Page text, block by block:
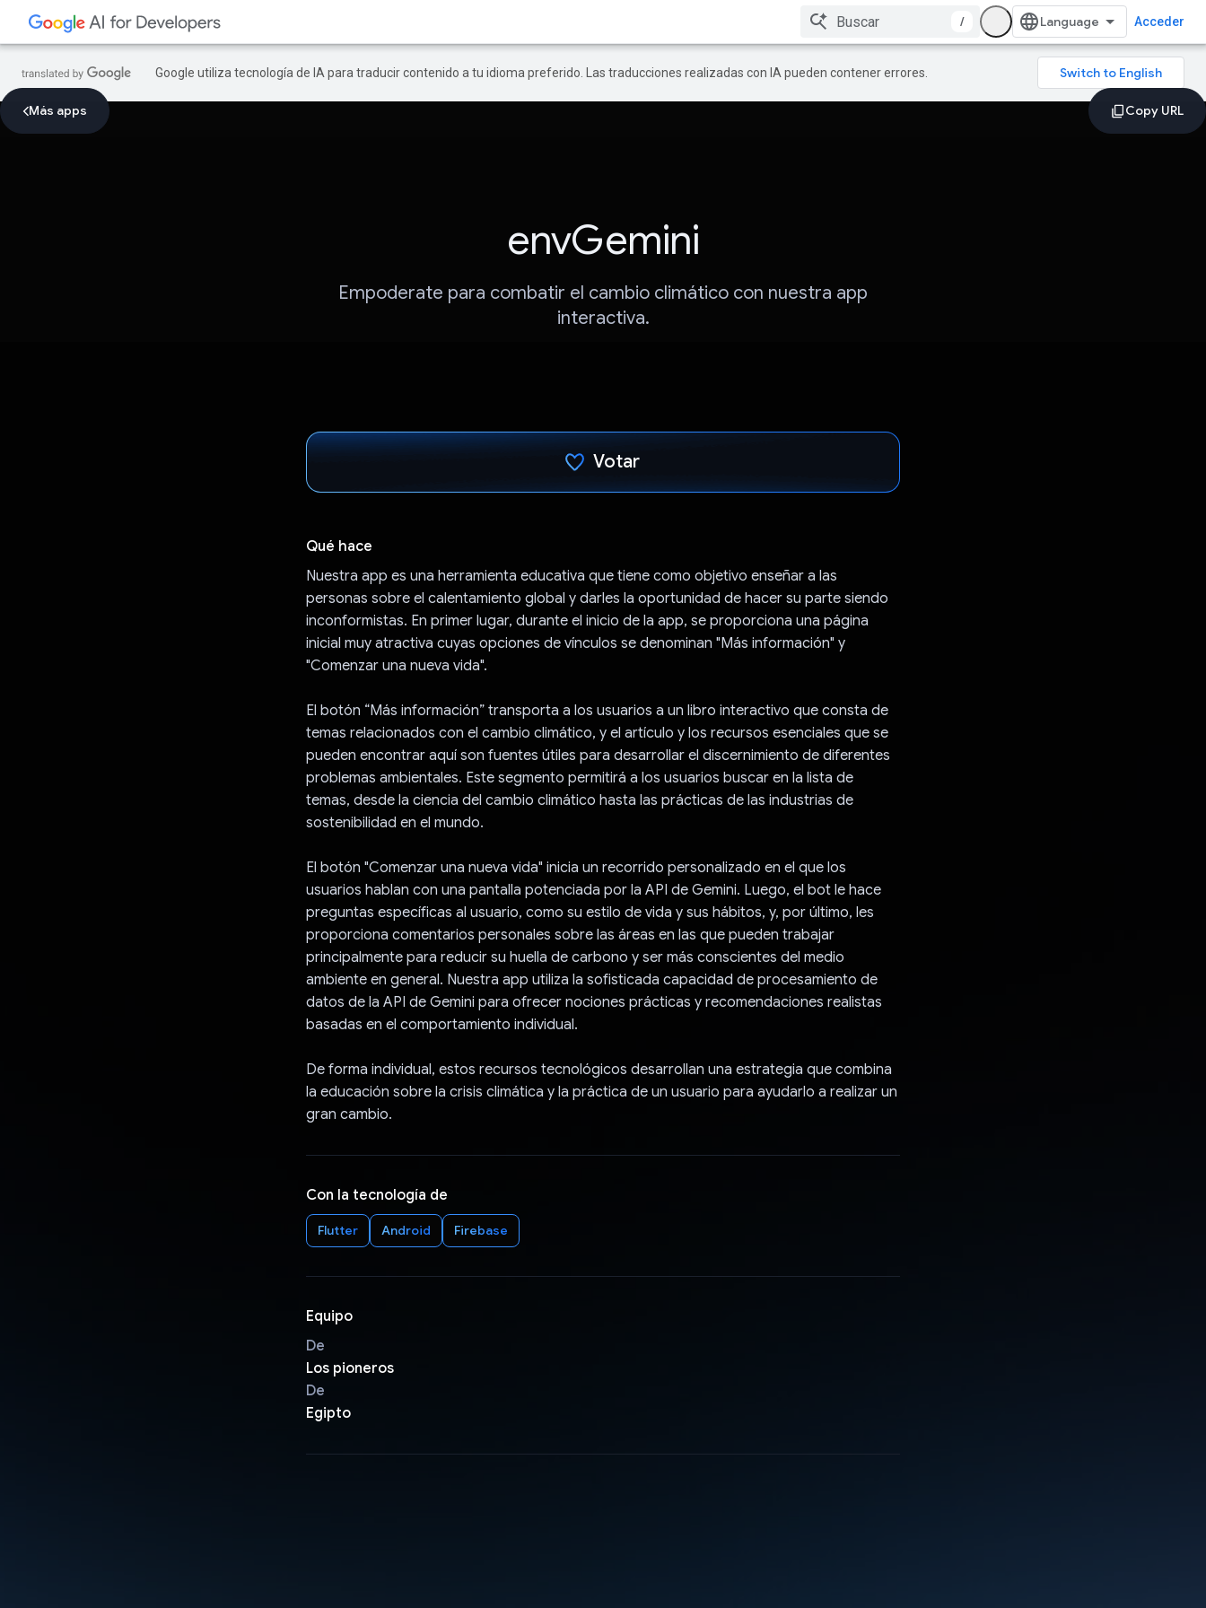
/ Acceder
Google utiliza tecnología de IA para traducir contenido a tu idioma preferido. Las traducciones realizadas con IA pueden contener errores.
Más apps
envGemini
Empoderate para combatir el cambio climático con nuestra app
interactiva.
Votar
Qué hace
Nuestra app es una herramienta educativa que tiene como objetivo enseñar a las
personas sobre el calentamiento global y darles la oportunidad de hacer su parte siendo
inconformistas. En primer lugar, durante el inicio de la app, se proporciona una página
inicial muy atractiva cuyas opciones de vínculos se denominan "Más información" y
"Comenzar una nueva vida".
El botón “Más información” transporta a los usuarios a un libro interactivo que consta de
temas relacionados con el cambio climático, y el artículo y los recursos esenciales que se
pueden encontrar aquí son fuentes útiles para desarrollar el discernimiento de diferentes
problemas ambientales. Este segmento permitirá a los usuarios buscar en la lista de
temas, desde la ciencia del cambio climático hasta las prácticas de las industrias de
sostenibilidad en el mundo.
El botón "Comenzar una nueva vida" inicia un recorrido personalizado en el que los
usuarios hablan con una pantalla potenciada por la API de Gemini. Luego, el bot le hace
preguntas específicas al usuario, como su estilo de vida y sus hábitos, y, por último, les
proporciona comentarios personales sobre las áreas en las que pueden trabajar
principalmente para reducir su huella de carbono y ser más conscientes del medio
ambiente en general. Nuestra app utiliza la sofisticada capacidad de procesamiento de
datos de la API de Gemini para ofrecer nociones prácticas y recomendaciones realistas
basadas en el comportamiento individual.
De forma individual, estos recursos tecnológicos desarrollan una estrategia que combina
la educación sobre la crisis climática y la práctica de un usuario para ayudarlo a realizar un
gran cambio.
Con la tecnología de
Flutter Android Firebase
Equipo
De
Los pioneros
De
Egipto